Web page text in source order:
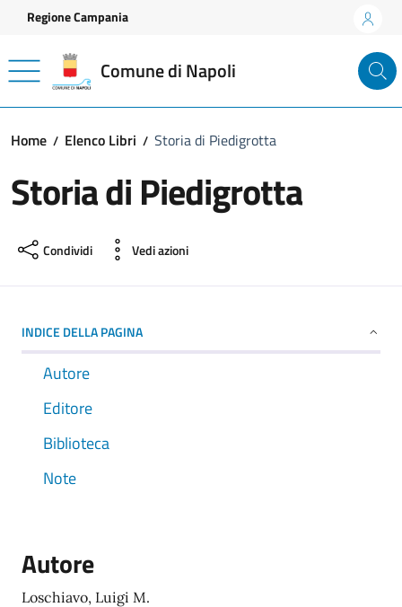
Vai ai contenuti
Vai al footer
Regione Campania
Comune di Napoli
Home Elenco Libri Storia di Piedigrotta
Storia di Piedigrotta
Condividi Vedi azioni
INDICE DELLA PAGINA
Autore
Editore
Biblioteca
Note
Autore
Loschiavo, Luigi M.